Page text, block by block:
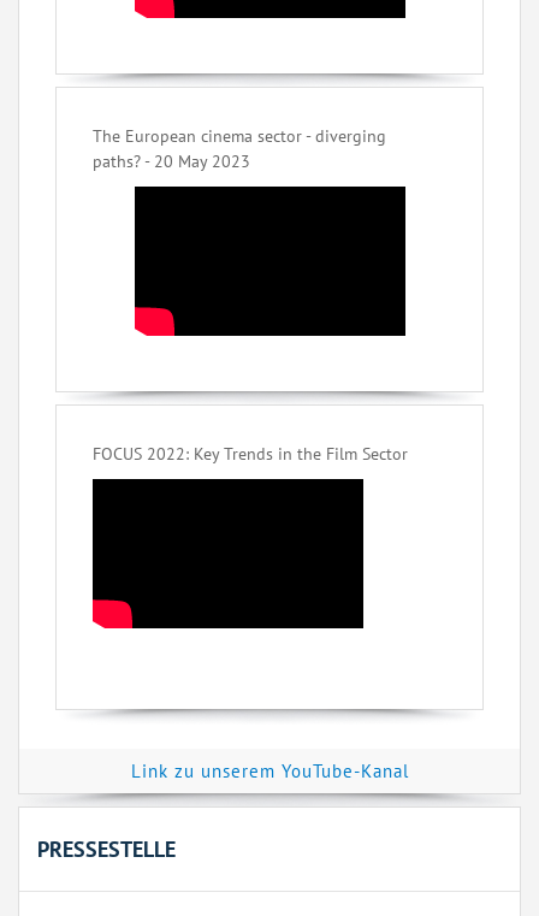
The European cinema sector - diverging
paths? - 20 May 2023
FOCUS 2022: Key Trends in the Film Sector
Link zu unserem YouTube-Kanal
PRESSESTELLE